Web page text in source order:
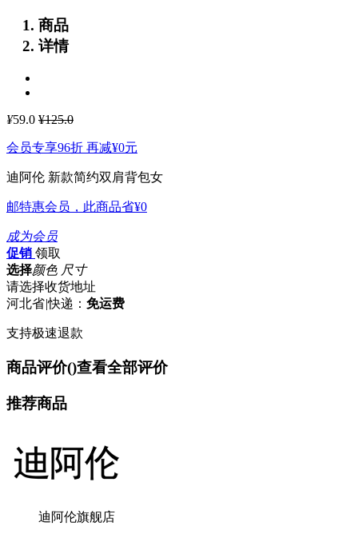
商品
详情
¥59.0 ¥125.0
会员专享96折 再减¥0元
迪阿伦 新款简约双肩背包女
邮特惠会员，此商品省¥0
成为会员
促销 领取
选择颜色 尺寸
请选择收货地址
河北省|快递： 免运费
支持极速退款
商品评价()查看全部评价
推荐商品
迪阿伦旗舰店